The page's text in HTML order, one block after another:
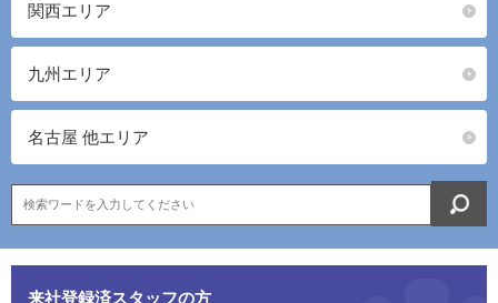
関西エリア
九州エリア
名古屋 他エリア
来社登録済スタッフの方